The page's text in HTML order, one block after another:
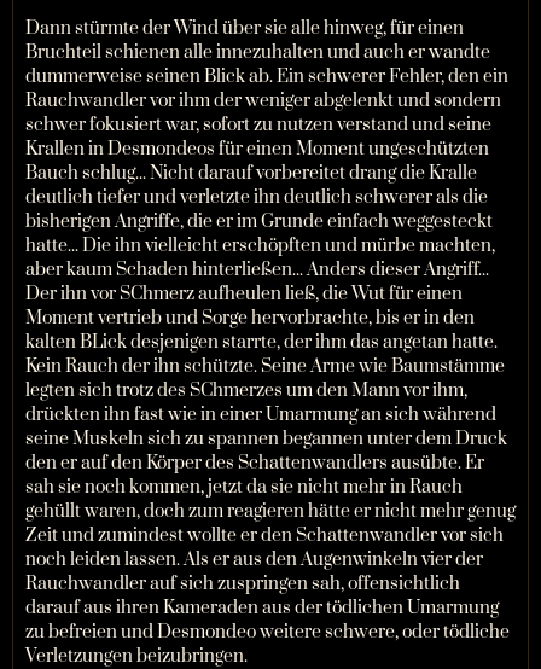
Dann stürmte der Wind über sie alle hinweg, für einen
Bruchteil schienen alle innezuhalten und auch er wandte
dummerweise seinen Blick ab. Ein schwerer Fehler, den ein
Rauchwandler vor ihm der weniger abgelenkt und sondern
schwer fokusiert war, sofort zu nutzen verstand und seine
Krallen in Desmondeos für einen Moment ungeschützten
Bauch schlug... Nicht darauf vorbereitet drang die Kralle
deutlich tiefer und verletzte ihn deutlich schwerer als die
bisherigen Angriffe, die er im Grunde einfach weggesteckt
hatte... Die ihn vielleicht erschöpften und mürbe machten,
aber kaum Schaden hinterließen... Anders dieser Angriff...
Der ihn vor SChmerz aufheulen ließ, die Wut für einen
Moment vertrieb und Sorge hervorbrachte, bis er in den
kalten BLick desjenigen starrte, der ihm das angetan hatte.
Kein Rauch der ihn schützte. Seine Arme wie Baumstämme
legten sich trotz des SChmerzes um den Mann vor ihm,
drückten ihn fast wie in einer Umarmung an sich während
seine Muskeln sich zu spannen begannen unter dem Druck
den er auf den Körper des Schattenwandlers ausübte. Er
sah sie noch kommen, jetzt da sie nicht mehr in Rauch
gehüllt waren, doch zum reagieren hätte er nicht mehr genug
Zeit und zumindest wollte er den Schattenwandler vor sich
noch leiden lassen. Als er aus den Augenwinkeln vier der
Rauchwandler auf sich zuspringen sah, offensichtlich
darauf aus ihren Kameraden aus der tödlichen Umarmung
zu befreien und Desmondeo weitere schwere, oder tödliche
Verletzungen beizubringen.